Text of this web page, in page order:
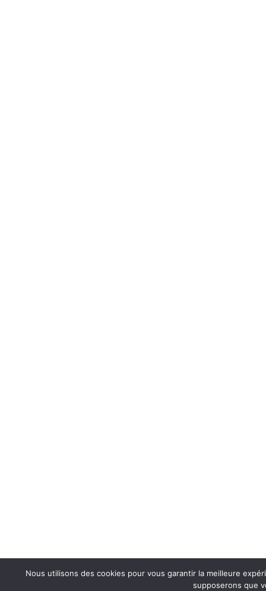
Nous utilisons des cookies pour vous garantir la meilleure
supposerons que